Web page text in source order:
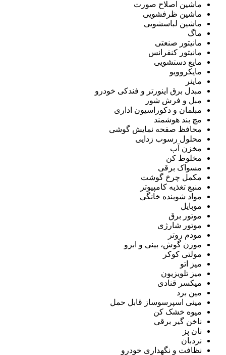
ماشین اصلاح صورت
ماشین ظرفشویی
ماشین لباسشویی
ماگ
مانیتور صنعتی
مانیتور کنفرانس
مایع دستشویی
مایکروویو
ماینر
مبدل برق اینورتر و فندکی خودرو
مبل و فرش شور
مبلمان و دکوراسیون اداری
مچ بند هوشمند
محافظ صفحه نمایش گوشی
محلول رسوب زدایی
مخزن آب
مخلوط کن
مسواک برقی
مکمل چرخ گوشت
منبع تغذیه کامپیوتر
مواد شوینده خانگی
موبایل
موتور برق
موتور شارژی
مودم روتر
موزن گوش، بینی و ابرو
مولتی کوکر
میز اتو
میز تلویزیون
میکسر قنادی
مین برد
مینی اسپرسوساز قابل حمل
میوه خشک کن
ناخن گیر برقی
نان پز
نردبان
نظافت و نگهداری خودرو